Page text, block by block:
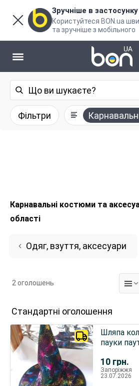
Зручніше в застосунку
Користуйтеся BON.ua
та зручніше з мобільного
Фільтри
Карнавальні костюми та
області
Одяг, взуття, аксесуари
2 оголошень
Стандартні оголошення
10 грн.
Шляпа
пауки
хэллоуин,
Запоріжжя
23.07.2026